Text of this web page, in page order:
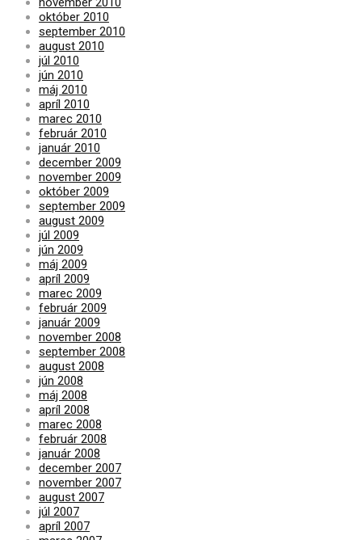
október 2010
september 2010
august 2010
júl 2010
jún 2010
máj 2010
apríl 2010
marec 2010
február 2010
január 2010
december 2009
november 2009
október 2009
september 2009
august 2009
júl 2009
jún 2009
máj 2009
apríl 2009
marec 2009
február 2009
január 2009
november 2008
september 2008
august 2008
jún 2008
máj 2008
apríl 2008
marec 2008
február 2008
január 2008
december 2007
november 2007
august 2007
júl 2007
apríl 2007